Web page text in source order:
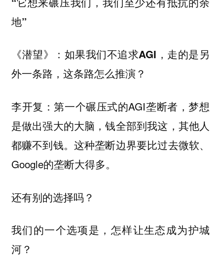
地”
《潜望》：如果我们不追求AGI，走的是另
外一条路，这条路怎么推演？
李开复：第一个碾压式的AGI垄断者，梦想
是做出强大的大脑，钱全部到我这，其他人
都赚不到钱。这种垄断边界要比过去微软、
Google的垄断大得多。
还有别的选择吗？
我们的一个选项是，怎样让生态成为护城
河？